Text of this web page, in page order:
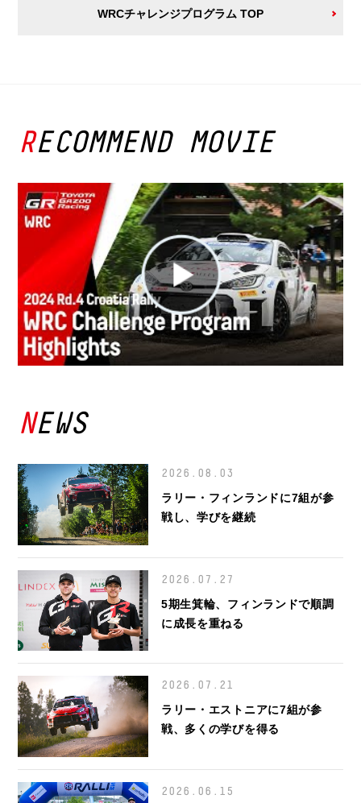
WRCチャレンジプログラム TOP
RECOMMEND MOVIE
NEWS
2026.08.03
ラリー・フィンランドに7組が参
戦し、学びを継続
2026.07.27
5期生箕輪、フィンランドで順調
に成長を重ねる
2026.07.21
ラリー・エストニアに7組が参
戦、多くの学びを得る
2026.06.15